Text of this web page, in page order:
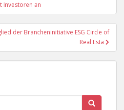
Investoren an
der Brancheninitiative ESG Circle of
Real Esta